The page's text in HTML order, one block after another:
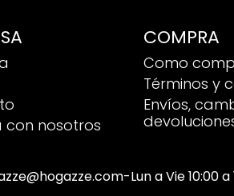
con nosotros
COMPRA
Como
Términos y
Envíos,
-Lun a Vie 10:00